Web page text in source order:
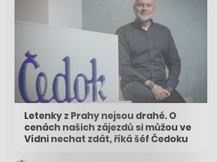
Letenky z Prahy nejsou drahé. O
cenách našich zájezdů si můžou ve
Vídni nechat zdát, říká šéf Čedoku